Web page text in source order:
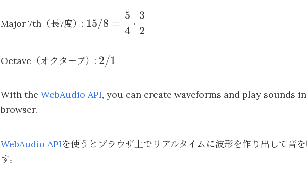
\cdot
Major 7th（長7度）:
15 / 8
=
5 4
\cdot
3 2
15/8 =
4
5
⋅
2
3
Octave（オクターブ）: 2
2/1
With the WebAudio API, you can create waveforms and play sounds
browser.
WebAudio APIを使うとブラウザ上でリアルタイムに波形を作り出して音
す。